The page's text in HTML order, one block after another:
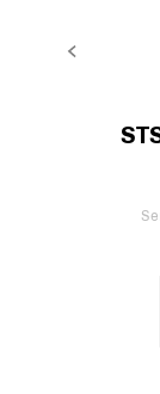
FORRIGE